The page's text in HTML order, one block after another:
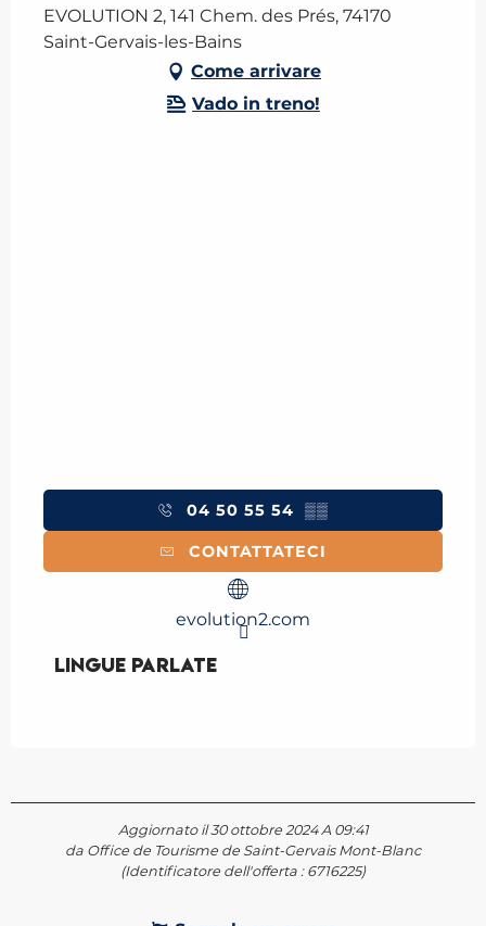
EVOLUTION 2, 141 Chem. des Prés, 74170
Saint-Gervais-les-Bains
Come arrivare
Vado in treno!
04 50 55 54 ▒▒
CONTATTATECI
evolution2.com
Lingue parlate
Lingue parlate
Aggiornato il 30 ottobre 2024 A 09:41
da Office de Tourisme de Saint-Gervais Mont-Blanc
(Identificatore dell'offerta : 6716225)